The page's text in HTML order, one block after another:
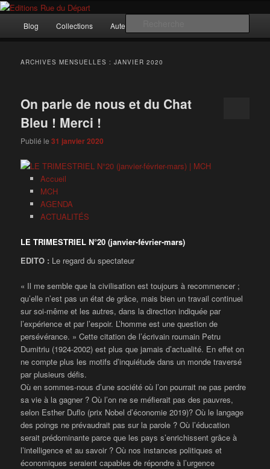
Aller
contenu
Aller
contenu
Incitation au voyage, du roman noir au poème.
principal
Blog Collections Auteurs
ARCHIVES MENSUELLES :JANVIER 2020
On parle de nous et du Chat
Bleu ! Merci !
Publié le31 janvier 2020
Accueil
MCH
AGENDA
ACTUALITÉS
LE TRIMESTRIEL N°20 (janvier-février-mars)
EDITO : Le regard du spectateur
« Il me semble que la civilisation est toujours à recommencer ;
qu’elle n’est pas un état de grâce, mais bien un travail continuel
sur soi-même et les autres, dans la direction indiquée par
l’expérience et par l’espoir. L’homme est une question de
persévérance. » Cette citation de l’écrivain roumain Petru
Dumitriu (1924-2002) est plus que jamais d’actualité. En effet on
ne compte plus les motifs d’inquiétude dans un monde traversé
par plusieurs défis.
Où en sommes-nous d’une société où l’on pourrait ne pas perdre
sa vie à la gagner ? Où l’on ne se méfierait pas des pauvres,
selon Esther Duflo (prix Nobel d’économie 2019)? Où le langage
des poings ne prévaudrait pas sur la parole ? Où l’éducation
serait prédominante parce que les pays s’enrichissent grâce à
l’intelligence et au savoir ? Où nos instances politiques et
économiques seraient capables de répondre à l’urgence